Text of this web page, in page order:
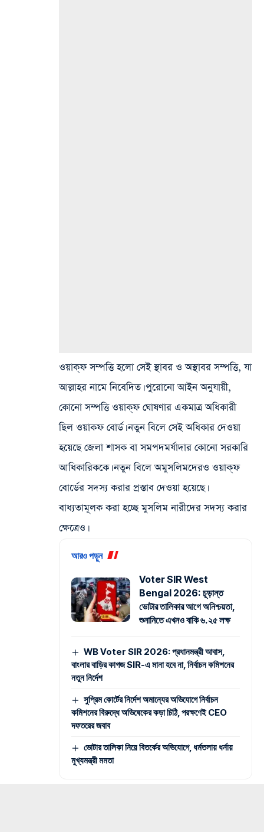
ওয়াক্‌ফ সম্পত্তি হলো সেই স্থাবর ও অস্থাবর সম্পত্তি, যা
আল্লাহর নামে নিবেদিত। পুরোনো আইন অনুযায়ী,
কোনো সম্পত্তি ওয়াক্‌ফ ঘোষণার একমাত্র অধিকারী
ছিল ওয়াকফ বোর্ড। নতুন বিলে সেই অধিকার দেওয়া
হয়েছে জেলা শাসক বা সমপদমর্যাদার কোনো সরকারি
আধিকারিককে। নতুন বিলে অমুসলিমদেরও ওয়াক্‌ফ
বোর্ডের সদস্য করার প্রস্তাব দেওয়া হয়েছে।
বাধ্যতামূলক করা হচ্ছে মুসলিম নারীদের সদস্য করার
ক্ষেত্রেও।
আরও পড়ুন
Voter SIR West
Bengal 2026: চূড়ান্ত
ভোটার তালিকার আগে অনিশ্চয়তা,
শুনানিতে এখনও বাকি ৬.২৫ লক্ষ
WB Voter SIR 2026: প্রধানমন্ত্রী আবাস,
বাংলার বাড়ির কাগজ SIR-এ মানা হবে না, নির্বাচন কমিশনের
নতুন নির্দেশ
সুপ্রিম কোর্টের নির্দেশ অমান্যের অভিযোগে নির্বাচন
কমিশনের বিরুদ্ধে অভিষেকের কড়া চিঠি, পরক্ষণেই CEO
দফতরের জবাব
ভোটার তালিকা নিয়ে বিতর্কের অভিযোগে, ধর্মতলায় ধর্নায়
মুখ্যমন্ত্রী মমতা